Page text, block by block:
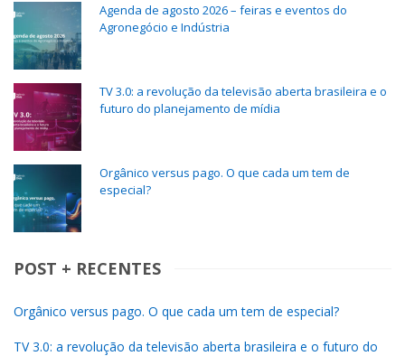
Agenda de agosto 2026 – feiras e eventos do
Agronegócio e Indústria
TV 3.0: a revolução da televisão aberta brasileira e o
futuro do planejamento de mídia
Orgânico versus pago. O que cada um tem de
especial?
POST + RECENTES
Orgânico versus pago. O que cada um tem de especial?
TV 3.0: a revolução da televisão aberta brasileira e o futuro do